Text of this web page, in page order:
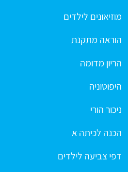
מוזיאונים לילדים
הוראה מתקנת
הריון מדומה
היפוטוניה
ניכור הורי
הכנה לכיתה א
דפי צביעה לילדים